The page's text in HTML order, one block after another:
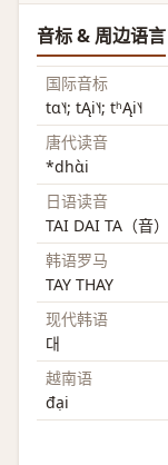
音标 & 周边语言
国际音标
tɑ˥˧; tĄi˥˧; tʰĄi˥˧
唐代读音
*dhɑ̀i
日语读音
TAI DAI TA（音
韩语罗马
TAY THAY
现代韩语
대
越南语
đại